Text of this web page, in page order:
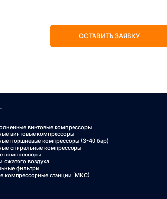
ОСТАВИТЬ ЗАЯВКУ
винтовые компрессоры
винтовые компрессоры
поршневые компрессоры (3-40 бар)
спиральные компрессоры
компрессоры
сжатого воздуха
фильтры
компрессорные станции (МКС)